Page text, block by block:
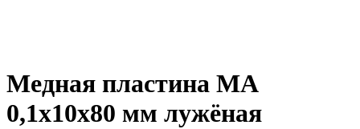
Медная пластина МА
0,1х10х80 мм лужёная